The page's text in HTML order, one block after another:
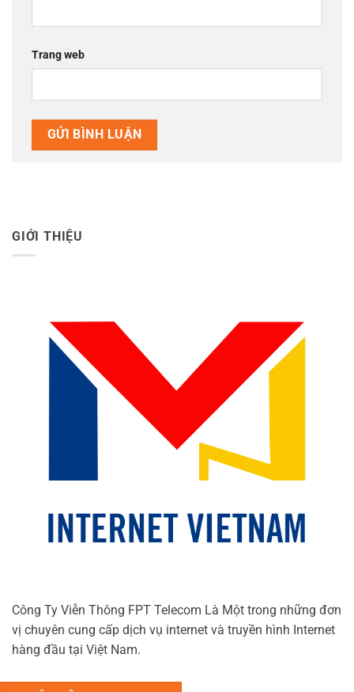
Trang web
GIỚI THIỆU
Công Ty Viễn Thông FPT Telecom Là Một trong những đơn
vị chuyên cung cấp dịch vụ internet và truyền hình Internet
hàng đầu tại Việt Nam.